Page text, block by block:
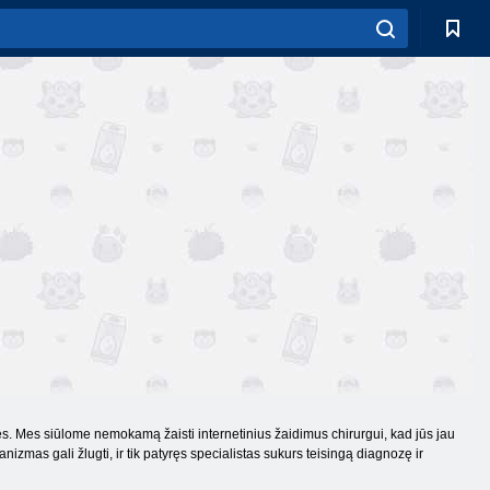
Mes siūlome nemokamą žaisti internetinius žaidimus chirurgui, kad jūs jau
gali žlugti, ir tik patyręs specialistas sukurs teisingą diagnozę ir